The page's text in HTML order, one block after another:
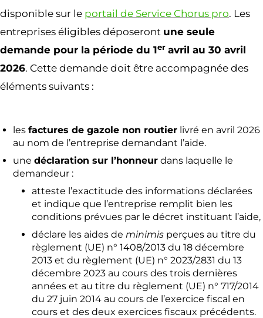
disponible sur le portail de Service Chorus pro. Les
entreprises éligibles déposeront une seule
demande pour la période du 1er avril au 30 avril
2026. Cette demande doit être accompagnée des
éléments suivants :
les factures de gazole non routier livré en avril 2026
au nom de l’entreprise demandant l’aide.
une déclaration sur l’honneur dans laquelle le
demandeur :
atteste l’exactitude des informations déclarées
et indique que l’entreprise remplit bien les
conditions prévues par le décret instituant l’aide,
déclare les aides de minimis perçues au titre du
règlement (UE) n° 1408/2013 du 18 décembre
2013 et du règlement (UE) n° 2023/2831 du 13
décembre 2023 au cours des trois dernières
années et au titre du règlement (UE) n° 717/2014
du 27 juin 2014 au cours de l’exercice fiscal en
cours et des deux exercices fiscaux précédents.